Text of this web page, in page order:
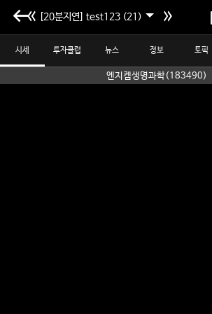
[20분지연] test123 (21)
시세 투자클럽 뉴스 정보 토픽
엔지켐생명과학(183490)